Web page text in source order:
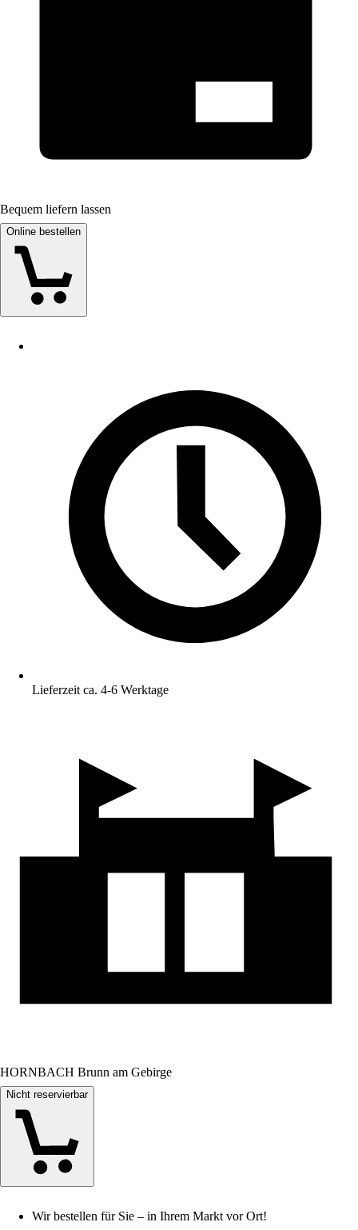
Bequem liefern lassen
Online bestellen
Lieferzeit ca. 4-6 Werktage
HORNBACH Brunn am Gebirge
Nicht reservierbar
Wir bestellen für Sie – in Ihrem Markt vor Ort!